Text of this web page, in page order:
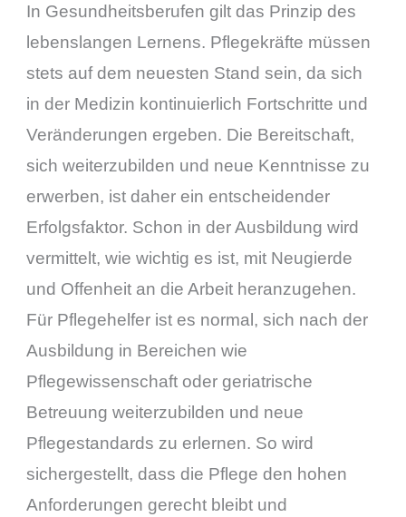
In Gesundheitsberufen gilt das Prinzip des
lebenslangen Lernens. Pflegekräfte müssen
stets auf dem neuesten Stand sein, da sich
in der Medizin kontinuierlich Fortschritte und
Veränderungen ergeben. Die Bereitschaft,
sich weiterzubilden und neue Kenntnisse zu
erwerben, ist daher ein entscheidender
Erfolgsfaktor. Schon in der Ausbildung wird
vermittelt, wie wichtig es ist, mit Neugierde
und Offenheit an die Arbeit heranzugehen.
Für Pflegehelfer ist es normal, sich nach der
Ausbildung in Bereichen wie
Pflegewissenschaft oder geriatrische
Betreuung weiterzubilden und neue
Pflegestandards zu erlernen. So wird
sichergestellt, dass die Pflege den hohen
Anforderungen gerecht bleibt und